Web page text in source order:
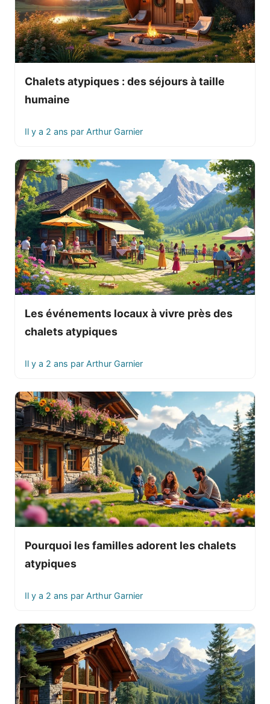
Chalets atypiques : des séjours à taille
humaine
Il y a 2 ans par Arthur Garnier
Les événements locaux à vivre près des
chalets atypiques
Il y a 2 ans par Arthur Garnier
Pourquoi les familles adorent les chalets
atypiques
Il y a 2 ans par Arthur Garnier